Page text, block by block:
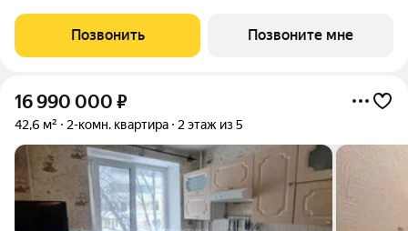
этажного дома, камерные дома СОУЛ (премиум-класс). Без
отделки. Проект бизнес-класса
Позвонить Позвоните мне
16 990 000 ₽
42,6 м² 2-комн. квартира 2 этаж из 5